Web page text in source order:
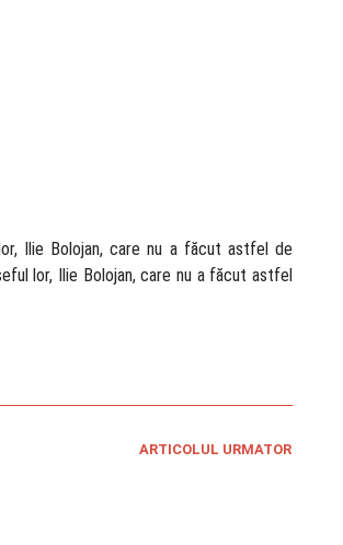
Ilie Bolojan, care nu a făcut astfel de
lor, Ilie Bolojan, care nu a făcut astfel
ARTICOLUL URMATOR